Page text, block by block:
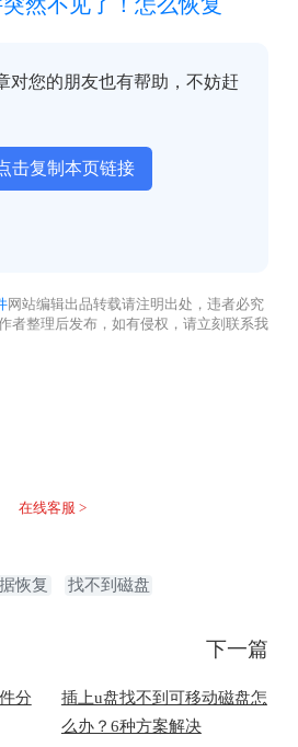
对您的朋友也有帮助，不妨赶
击复制本页链接
网站编辑出品转载请注明出处，违者必究
者整理后发布，如有侵权，请立刻联系我
在线客服 >
恢复 找不到磁盘
分
下一篇
插上u盘找不到可移动磁盘怎
么办？6种方案解决